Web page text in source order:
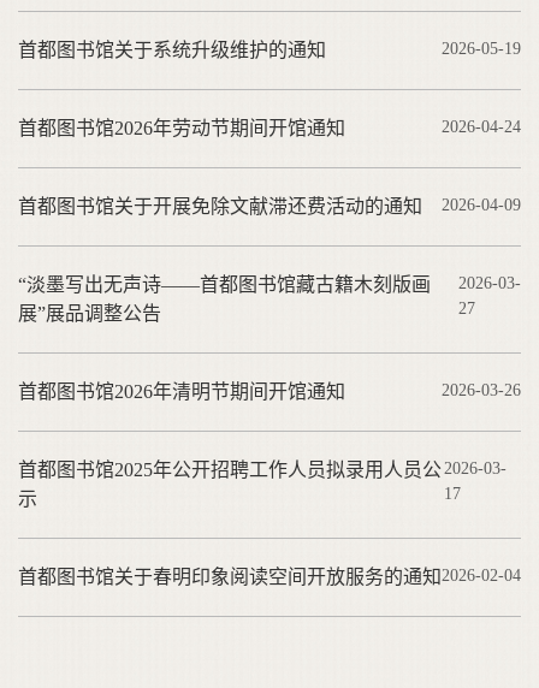
首都图书馆关于系统升级维护的通知 2026-05-19
首都图书馆2026年劳动节期间开馆通知 2026-04-24
首都图书馆关于开展免除文献滞还费活动的通知 2026-04-09
“淡墨写出无声诗——首都图书馆藏古籍木刻版画
展”展品调整公告
2026-03-
27
首都图书馆2026年清明节期间开馆通知 2026-03-26
首都图书馆2025年公开招聘工作人员拟录用人员公
示
2026-03-
17
首都图书馆关于春明印象阅读空间开放服务的通知2026-02-04